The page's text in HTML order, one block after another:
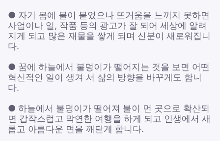
● 자기 몸에 불이 붙었으나 뜨거움을 느끼지 못하면
사업이나 일, 작품 등의 광고가 잘 되어 세상에 알려
지게 되고 많은 재물을 쌓게 되며 신분이 새로워집니
다.
● 꿈에 하늘에서 불덩이가 떨어지는 것을 보면 어떤
혁신적인 일이 생겨 서 삶의 방향을 바꾸게도 합니
다.
● 하늘에서 불덩이가 떨어져 불이 먼 곳으로 확산되
면 갑작스럽고 막연한 여행을 하게 되고 인생에서 새
롭고 아름다운 면을 깨닫게 합니다.